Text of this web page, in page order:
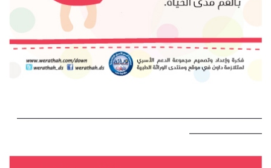
———————————————————————————
————————